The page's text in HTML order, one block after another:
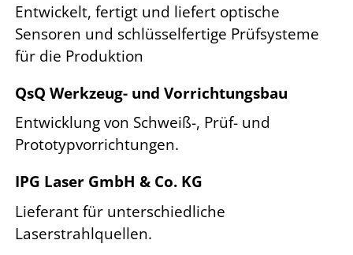
Entwickelt, fertigt und liefert optische
Sensoren und schlüsselfertige Prüfsysteme
für die Produktion
QsQ Werkzeug- und Vorrichtungsbau
Entwicklung von Schweiß-, Prüf- und
Prototypvorrichtungen.
IPG Laser GmbH & Co. KG
Lieferant für unterschiedliche
Laserstrahlquellen.